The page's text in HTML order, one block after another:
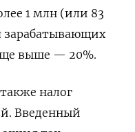
1 млн (или 83
зарабатывающих
выше — 20%.
налог
Введенный